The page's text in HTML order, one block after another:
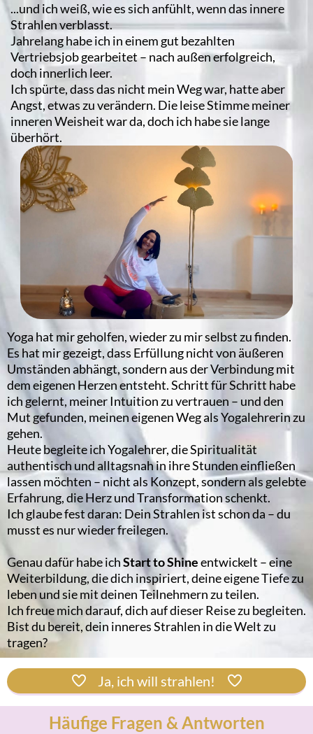
...und ich weiß, wie es sich anfühlt, wenn das innere
Strahlen verblasst.
Jahrelang habe ich in einem gut bezahlten
Vertriebsjob gearbeitet – nach außen erfolgreich,
doch innerlich leer.
Ich spürte, dass das nicht mein Weg war, hatte aber
Angst, etwas zu verändern. Die leise Stimme meiner
inneren Weisheit war da, doch ich habe sie lange
überhört.
Yoga hat mir geholfen, wieder zu mir selbst zu finden.
Es hat mir gezeigt, dass Erfüllung nicht von äußeren
Umständen abhängt, sondern aus der Verbindung mit
dem eigenen Herzen entsteht. Schritt für Schritt habe
ich gelernt, meiner Intuition zu vertrauen – und den
Mut gefunden, meinen eigenen Weg als Yogalehrerin zu
gehen.
Heute begleite ich Yogalehrer, die Spiritualität
authentisch und alltagsnah in ihre Stunden einfließen
lassen möchten – nicht als Konzept, sondern als gelebte
Erfahrung, die Herz und Transformation schenkt.
Ich glaube fest daran: Dein Strahlen ist schon da – du
musst es nur wieder freilegen.
Genau dafür habe ichStart to Shineentwickelt – eine
Weiterbildung, die dich inspiriert, deine eigene Tiefe zu
leben und sie mit deinen Teilnehmern zu teilen.
Ich freue mich darauf, dich auf dieser Reise zu begleiten.
Bist du bereit, dein inneres Strahlen in die Welt zu
tragen?
Ja, ich will strahlen!
Häufige Fragen & Antworten